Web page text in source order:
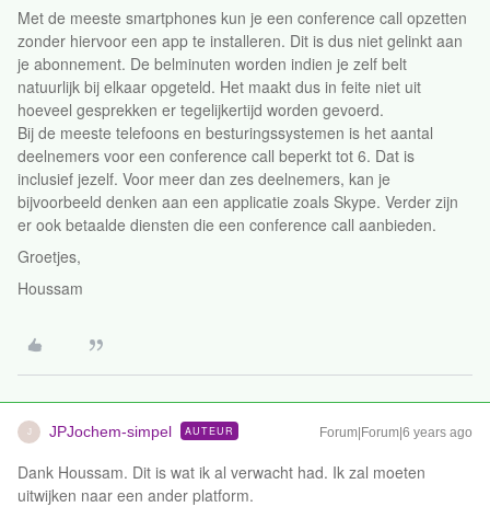
Met de meeste smartphones kun je een conference call opzetten
zonder hiervoor een app te installeren. Dit is dus niet gelinkt aan
je abonnement. De belminuten worden indien je zelf belt
natuurlijk bij elkaar opgeteld. Het maakt dus in feite niet uit
hoeveel gesprekken er tegelijkertijd worden gevoerd.
Bij de meeste telefoons en besturingssystemen is het aantal
deelnemers voor een conference call beperkt tot 6. Dat is
inclusief jezelf. Voor meer dan zes deelnemers, kan je
bijvoorbeeld denken aan een applicatie zoals Skype. Verder zijn
er ook betaalde diensten die een conference call aanbieden.
Groetjes,
Houssam
J JPJochem-simpel AUTEUR Forum|Forum|6 years ago
Dank Houssam. Dit is wat ik al verwacht had. Ik zal moeten
uitwijken naar een ander platform.